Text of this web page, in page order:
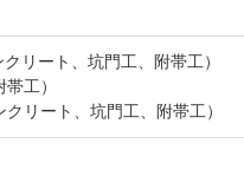
G
リート、坑門工、附帯工）
工）
リート、坑門工、附帯工）